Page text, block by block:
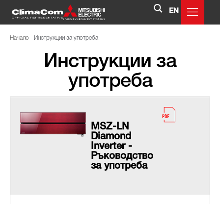
EN
Начало - Инструкции за употреба
Инструкции за
употреба
MSZ-LN
Diamond
Inverter -
Ръководство
за употреба